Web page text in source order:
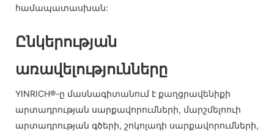
համապատասխան:
Ընկերության
առավելությունները
YINRICH®-ը մասնագիտանում է քաղցրավենիքի
արտադրության սարքավորումների, մարշմելոուի
արտադրության գծերի, շոկոլադի սարքավորումների,